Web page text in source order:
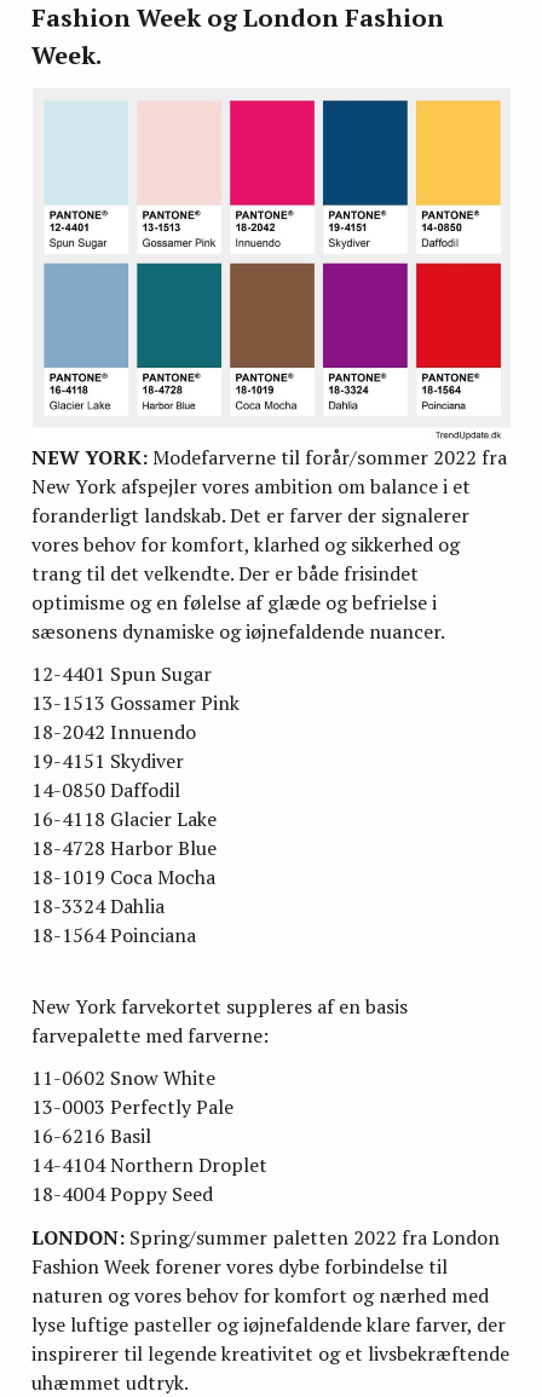
Fashion Week og London Fashion
Week.
NEW YORK:Modefarverne til forår/sommer 2022 fra
New York afspejler vores ambition om balance i et
foranderligt landskab. Det er farver der signalerer
vores behov for komfort, klarhed og sikkerhed og
trang til det velkendte. Der er både frisindet
optimisme og en følelse af glæde og befrielse i
sæsonens dynamiske og iøjnefaldende nuancer.
12-4401 Spun Sugar
13-1513 Gossamer Pink
18-2042 Innuendo
19-4151 Skydiver
14-0850 Daffodil
16-4118 Glacier Lake
18-4728 Harbor Blue
18-1019 Coca Mocha
18-3324 Dahlia
18-1564 Poinciana
New York farvekortet suppleres af en basis
farvepalette med farverne:
11-0602 Snow White
13-0003 Perfectly Pale
16-6216 Basil
14-4104 Northern Droplet
18-4004 Poppy Seed
LONDON: Spring/summer paletten 2022 fra London
Fashion Week forener vores dybe forbindelse til
naturen og vores behov for komfort og nærhed med
lyse luftige pasteller og iøjnefaldende klare farver, der
inspirerer til legende kreativitet og et livsbekræftende
uhæmmet udtryk.